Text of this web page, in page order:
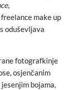
,
make up
oduševljava
fotografkinje
osjenčanim
bojama,